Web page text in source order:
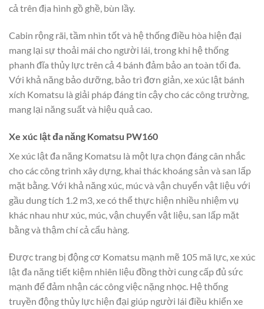
cả trên địa hình gồ ghề, bùn lầy.
Cabin rộng rãi, tầm nhìn tốt và hệ thống điều hòa hiện đại
mang lại sự thoải mái cho người lái, trong khi hệ thống
phanh đĩa thủy lực trên cả 4 bánh đảm bảo an toàn tối đa.
Với khả năng bảo dưỡng, bảo trì đơn giản, xe xúc lật bánh
xích Komatsu là giải pháp đáng tin cậy cho các công trường,
mang lại năng suất và hiệu quả cao.
Xe xúc lật đa năng Komatsu PW160
Xe xúc lật đa năng Komatsu là một lựa chọn đáng cân nhắc
cho các công trình xây dựng, khai thác khoáng sản và san lấp
mặt bằng. Với khả năng xúc, múc và vận chuyển vật liệu với
gầu dung tích 1.2 m3, xe có thể thực hiện nhiều nhiệm vụ
khác nhau như xúc, múc, vận chuyển vật liệu, san lấp mặt
bằng và thậm chí cả cẩu hàng.
Được trang bị động cơ Komatsu mạnh mẽ 105 mã lực, xe xúc
lật đa năng tiết kiệm nhiên liệu đồng thời cung cấp đủ sức
mạnh để đảm nhận các công việc nặng nhọc. Hệ thống
truyền động thủy lực hiện đại giúp người lái điều khiển xe